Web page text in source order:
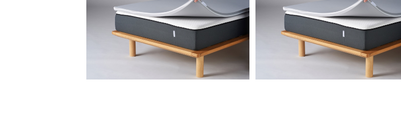
ミネルヴァマットレスプラス シングル
¥29,800
ミネルヴァマットレスプラス セミダブル
¥32,800